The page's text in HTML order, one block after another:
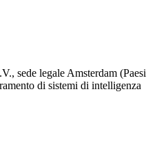
sede legale Amsterdam (Paesi
di sistemi di intelligenza